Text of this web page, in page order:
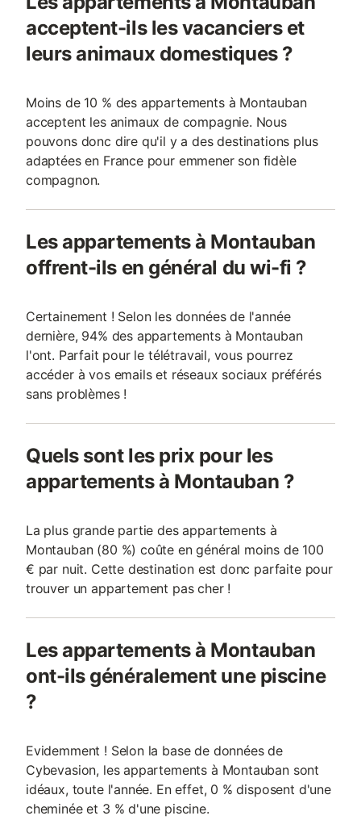
acceptent-ils les vacanciers et
leurs animaux domestiques ?
Moins de 10 % des appartements à Montauban
acceptent les animaux de compagnie. Nous
pouvons donc dire qu'il y a des destinations plus
adaptées en France pour emmener son fidèle
compagnon.
Les appartements à Montauban
offrent-ils en général du wi-fi ?
Certainement ! Selon les données de l'année
dernière, 94% des appartements à Montauban
l'ont. Parfait pour le télétravail, vous pourrez
accéder à vos emails et réseaux sociaux préférés
sans problèmes !
Quels sont les prix pour les
appartements à Montauban ?
La plus grande partie des appartements à
Montauban (80 %) coûte en général moins de 100
€ par nuit. Cette destination est donc parfaite pour
trouver un appartement pas cher !
Les appartements à Montauban
ont-ils généralement une piscine
?
Evidemment ! Selon la base de données de
Cybevasion, les appartements à Montauban sont
idéaux, toute l'année. En effet, 0 % disposent d'une
cheminée et 3 % d'une piscine.